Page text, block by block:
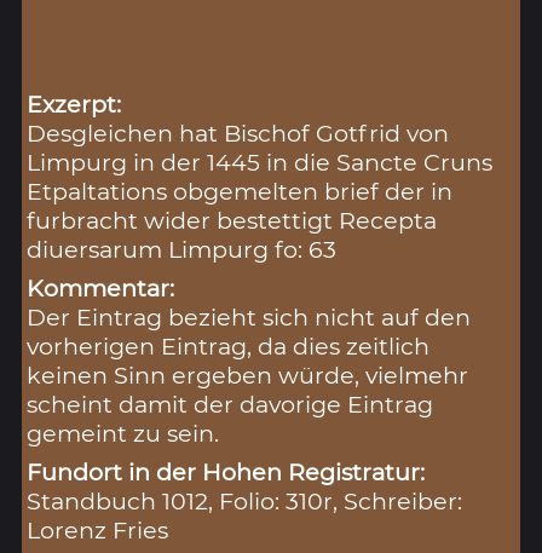
Exzerpt:
Desgleichen hat Bischof Gotfrid von
Limpurg in der 1445 in die Sancte Cruns
Etpaltations obgemelten brief der in
furbracht wider bestettigt Recepta
diuersarum Limpurg fo: 63
Kommentar:
Der Eintrag bezieht sich nicht auf den
vorherigen Eintrag, da dies zeitlich
keinen Sinn ergeben würde, vielmehr
scheint damit der davorige Eintrag
gemeint zu sein.
Fundort in der Hohen Registratur:
Standbuch 1012, Folio: 310r, Schreiber:
Lorenz Fries